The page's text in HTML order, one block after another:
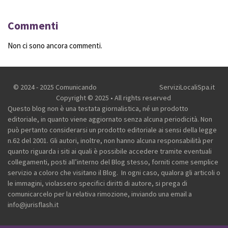
Commenti
Non ci sono ancora commenti.
© 2024 - 2025 Comunicando ServiziLocaliSpa.it
Copyright © 2025 • All rights reserved
Questo blog non è una testata giornalistica, né un prodotto
editoriale, in quanto viene aggiornato senza alcuna periodicità. Non
può pertanto considerarsi un prodotto editoriale ai sensi della legge
n.62 del 2001. Gli autori, inoltre, non hanno alcuna responsabilità per
quanto riguarda i siti ai quali è possibile accedere tramite eventuali
collegamenti, posti all’interno del Blog stesso, forniti come semplice
servizio a coloro che visitano il Blog. In ogni caso, qualora gli articoli o
le immagini, violassero specifici diritti di autore, si prega di
comunicarcelo per la relativa rimozione, inviando una email a
info@jurisflash.it